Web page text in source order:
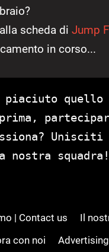
scheda di Jump
in corso...
quello
nostra squadra!
| Contact us Il
con noi